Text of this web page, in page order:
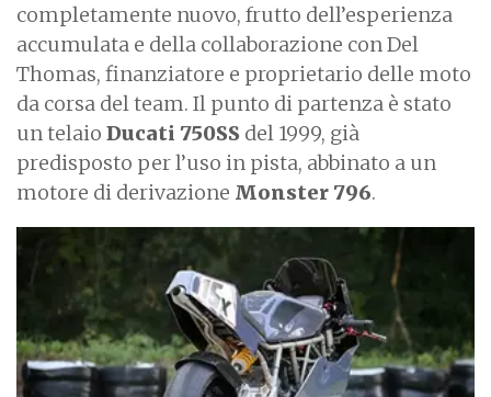
completamente nuovo, frutto dell’esperienza
accumulata e della collaborazione con Del
Thomas, finanziatore e proprietario delle moto
da corsa del team. Il punto di partenza è stato
un telaio Ducati 750SS del 1999, già
predisposto per l’uso in pista, abbinato a un
motore di derivazione Monster 796.
I
g
e